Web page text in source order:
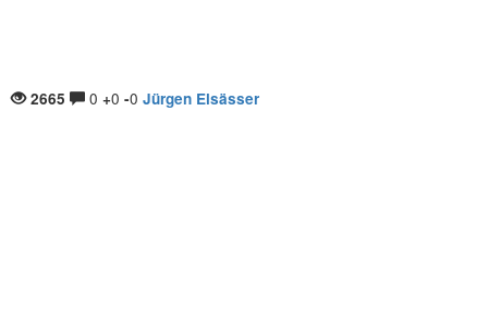
2665 0 +0 -0 Jürgen Elsässer